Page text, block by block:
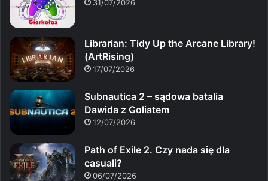
31/07/2026
Librarian: Tidy Up the Arcane Library!
(ArtRising)
17/07/2026
Subnautica 2 – sądowa batalia
Dawida z Goliatem
12/07/2026
Path of Exile 2. Czy nada się dla
casuali?
06/07/2026